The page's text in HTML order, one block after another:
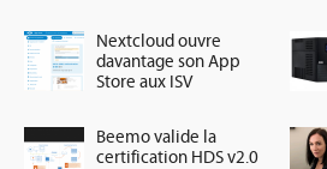
Nextcloud ouvre
davantage son App
Store aux ISV
Beemo valide la
certification HDS v2.0